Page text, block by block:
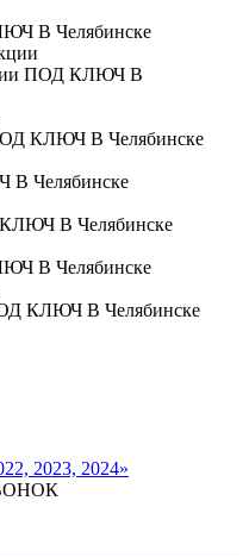
В Челябинске
ПОД КЛЮЧ В
КЛЮЧ В Челябинске
Челябинске
В Челябинске
В Челябинске
КЛЮЧ В Челябинске
2023, 2024»